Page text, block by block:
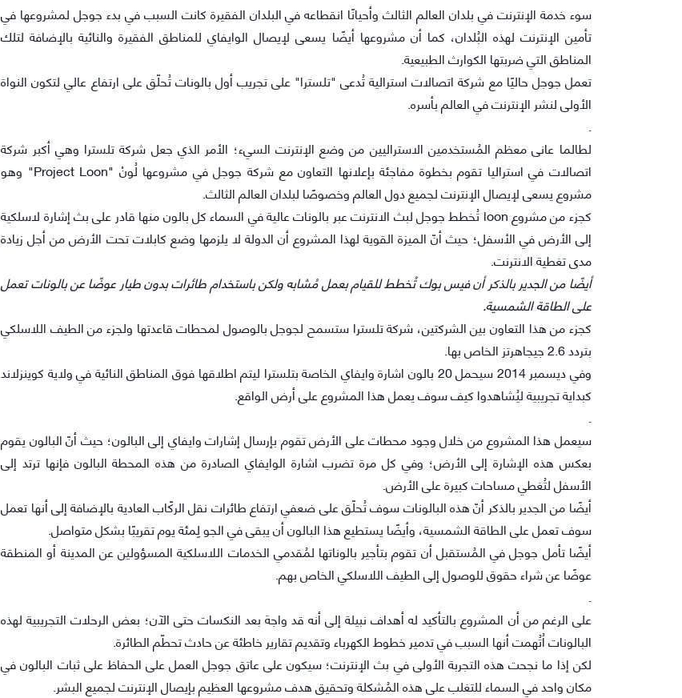
سوء خدمة الإنترنت في بلدان العالم الثالث وأحيانًا انقطاعه في البلدان الفقيرة كانت السبب في بدء جوجل لمشروعها في
تأمين الإنترنت لهذه البُلدان، كما أن مشروعها أيضًا يسعى لإيصال الوايفاي للمناطق الفقيرة والنائية بالإضافة لتلك
المناطق التي ضربتها الكوارث الطبيعية.
تعمل جوجل حاليًا مع شركة اتصالات استرالية تُدعى "تلسترا" على تجريب أول بالونات تُحلّق على ارتفاع عالي لتكون النواة
الأولى لنشر الإنترنت في العالم بأسره.
.
لطالما عانى معظم المُستخدمين الاستراليين من وضع الإنترنت السيء؛ الأمر الذي جعل شركة تلسترا وهي أكبر شركة
اتصالات في استراليا تقوم بخطوة مفاجئة بإعلانها التعاون مع شركة جوجل في مشروعها لُونْ "Project Loon" وهو
مشروع يسعى لإيصال الإنترنت لجميع دول العالم وخصوصًا لبلدان العالم الثالث.
كجزء من مشروع loon تُخطط جوجل لبث الانترنت عبر بالونات عالية في السماء كل بالون منها قادر على بث إشارة لاسلكية
إلى الأرض في الأسفل؛ حيث أنّ الميزة القوية لهذا المشروع أن الدولة لا يلزمها وضع كابلات تحت الأرض من أجل زيادة
مدى تغطية الانترنت.
أيضًا من الجدير بالذكر أن فيس بوك تُخطط للقيام بعمل مُشابه ولكن باستخدام طائرات بدون طيار عوضًا عن بالونات تعمل
على الطاقة الشمسية.
كجزء من هذا التعاون بين الشركتين، شركة تلسترا ستسمح لجوجل بالوصول لمحطات قاعدتها ولجزء من الطيف اللاسلكي
بتردد 2.6 جيجاهرتز الخاص بها.
وفي ديسمبر 2014 سيحمل 20 بالون اشارة وايفاي الخاصة بتلسترا ليتم اطلاقها فوق المناطق النائية في ولاية كوينزلاند
كبداية تجريبية ليُشاهدوا كيف سوف يعمل هذا المشروع على أرض الواقع.
.
سيعمل هذا المشروع من خلال وجود محطات على الأرض تقوم بإرسال إشارات وايفاي إلى البالون؛ حيث أنّ البالون يقوم
بعكس هذه الإشارة إلى الأرض؛ وفي كل مرة تضرب اشارة الوايفاي الصادرة من هذه المحطة البالون فإنها ترتد إلى
الأسفل لتُغطي مساحات كبيرة على الأرض.
أيضًا من الجدير بالذكر أنّ هذه البالونات سوف تُحلّق على ضعفي ارتفاع طائرات نقل الركّاب العادية بالإضافة إلى أنها تعمل
سوف تعمل على الطاقة الشمسية، وأيضًا يستطيع هذا البالون أن يبقى في الجو لِمئة يوم تقريبًا بشكل متواصل.
أيضًا تأمل جوجل في المُستقبل أن تقوم بتأجير بالوناتها لمُقدمي الخدمات اللاسلكية المسؤولين عن المدينة أو المنطقة
عوضًا عن شراء حقوق للوصول إلى الطيف اللاسلكي الخاص بهم.
.
على الرغم من أن المشروع بالتأكيد له أهداف نبيلة إلى أنه قد واجهَ بعد النكسات حتى الآن؛ بعض الرحلات التجريبية لهذه
البالونات اُتُهمت أنها السبب في تدمير خطوط الكهرباء وتقديم تقارير خاطئة عن حادث تحطّم الطائرة.
لكن إذا ما نجحت هذه التجربة الأولى في بث الإنترنت؛ سيكون على عاتق جوجل العمل على الحفاظ على ثبات البالون في
مكان واحد في السماء للتغلب على هذه المُشكلة وتحقيق هدف مشروعها العظيم بإيصال الإنترنت لجميع البشر.